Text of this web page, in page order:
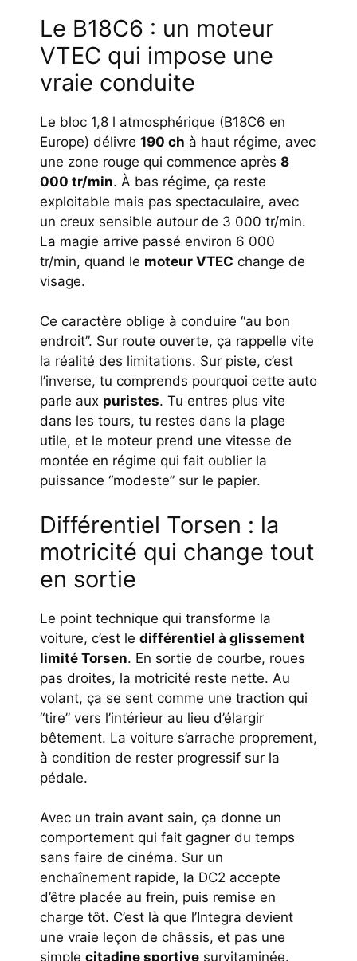
Le B18C6 : un moteur
VTEC qui impose une
vraie conduite
Le bloc 1,8 l atmosphérique (B18C6 en
Europe) délivre 190 ch à haut régime, avec
une zone rouge qui commence après 8
000 tr/min. À bas régime, ça reste
exploitable mais pas spectaculaire, avec
un creux sensible autour de 3 000 tr/min.
La magie arrive passé environ 6 000
tr/min, quand le moteur VTEC change de
visage.
Ce caractère oblige à conduire “au bon
endroit”. Sur route ouverte, ça rappelle vite
la réalité des limitations. Sur piste, c’est
l’inverse, tu comprends pourquoi cette auto
parle aux puristes. Tu entres plus vite
dans les tours, tu restes dans la plage
utile, et le moteur prend une vitesse de
montée en régime qui fait oublier la
puissance “modeste” sur le papier.
Différentiel Torsen : la
motricité qui change tout
en sortie
Le point technique qui transforme la
voiture, c’est le différentiel à glissement
limité Torsen. En sortie de courbe, roues
pas droites, la motricité reste nette. Au
volant, ça se sent comme une traction qui
“tire” vers l’intérieur au lieu d’élargir
bêtement. La voiture s’arrache proprement,
à condition de rester progressif sur la
pédale.
Avec un train avant sain, ça donne un
comportement qui fait gagner du temps
sans faire de cinéma. Sur un
enchaînement rapide, la DC2 accepte
d’être placée au frein, puis remise en
charge tôt. C’est là que l’Integra devient
une vraie leçon de châssis, et pas une
simple citadine sportive survitaminée.